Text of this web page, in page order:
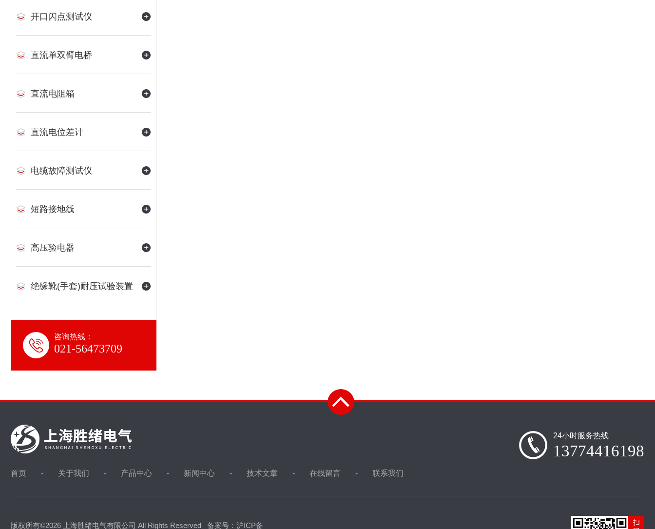
开口闪点测试仪
直流单双臂电桥
直流电阻箱
直流电位差计
电缆故障测试仪
短路接地线
高压验电器
绝缘靴(手套)耐压试验装置
咨询热线：
021-56473709
首页 关于我们 产品中心 新闻中心 技术文章 在线留言 联系我们
24小时服务热线
13774416198
版权所有©2026 上海胜绪电气有限公司 All Rights Reserved 备案号：沪ICP备
扫